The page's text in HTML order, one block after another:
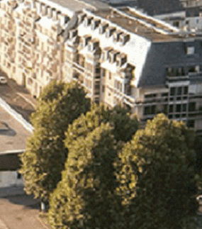
Exporter les lignes sélectionnées
Exporter toutes les colonnes
Exporter uniquement les
Menu
<
>
- 🎁 Caen on aime, on partage
- 🎉 Les événements AVF
- Activités et Loisirs
Ajoutez un logo, un bouton, des
Cliquez pour éditer